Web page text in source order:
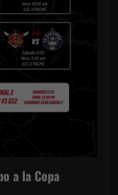
a la Copa